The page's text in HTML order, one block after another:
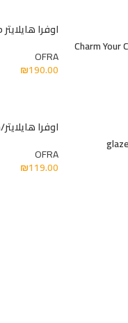
اوفرا هايلايتر Glow Up
OFRA
₪190.00
اوفرا هايلايتر/Lotus Blossom
OFRA
₪119.00